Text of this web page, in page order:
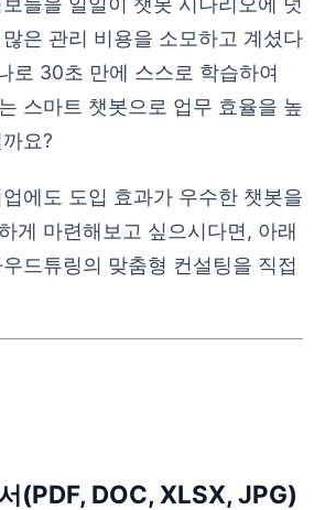
은 관리 비용을 소모하고 계셨다
로 30초 만에 스스로 학습하여
스마트 챗봇으로 업무 효율을 높
요?
에도 도입 효과가 우수한 챗봇을
게 마련해보고 싶으시다면, 아래
드튜링의 맞춤형 컨설팅을 직접
(PDF, DOC, XLSX, JPG)